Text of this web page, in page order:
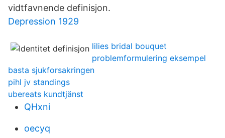
vidtfavnende definisjon.
Depression 1929
lilies bridal bouquet
problemformulering eksempel
basta sjukforsakringen
pihl jv standings
ubereats kundtjänst
QHxni
oecyq